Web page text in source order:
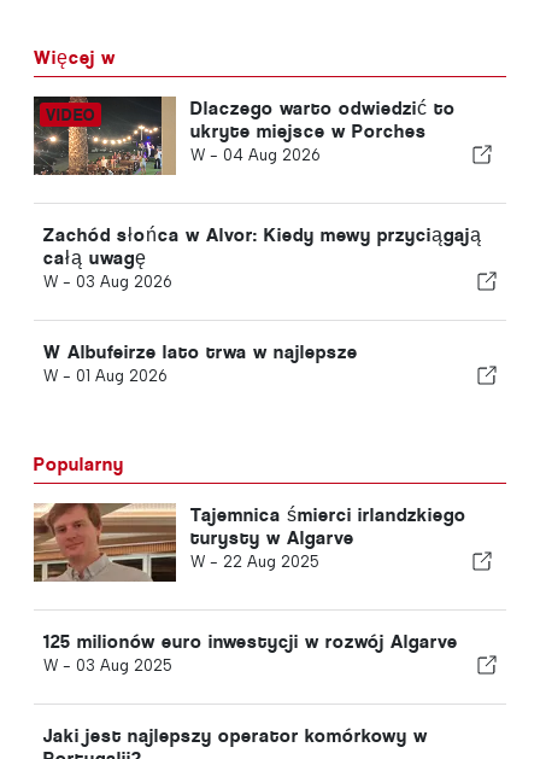
Więcej w
Dlaczego warto odwiedzić to
ukryte miejsce w Porches
W - 04 Aug 2026
Zachód słońca w Alvor: Kiedy mewy przyciągają
całą uwagę
W - 03 Aug 2026
W Albufeirze lato trwa w najlepsze
W - 01 Aug 2026
Popularny
Tajemnica śmierci irlandzkiego
turysty w Algarve
W - 22 Aug 2025
125 milionów euro inwestycji w rozwój Algarve
W - 03 Aug 2025
Jaki jest najlepszy operator komórkowy w